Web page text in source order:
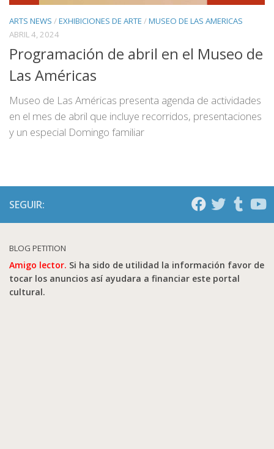
ARTS NEWS /EXHIBICIONES DE ARTE /MUSEO DE LAS AMERICAS
ABRIL 4, 2024
Programación de abril en el Museo de
Las Américas
Museo de Las Américas presenta agenda de actividades
en el mes de abril que incluye recorridos, presentaciones
y un especial Domingo familiar
SEGUIR:
BLOG PETITION
Amigo lector. Si ha sido de utilidad la información favor de
tocar los anuncios así ayudara a financiar este portal
cultural.